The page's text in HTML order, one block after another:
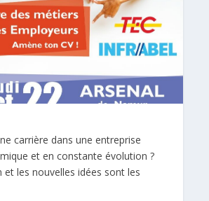
carrière dans une entreprise
et en constante évolution ?
et les nouvelles idées sont les